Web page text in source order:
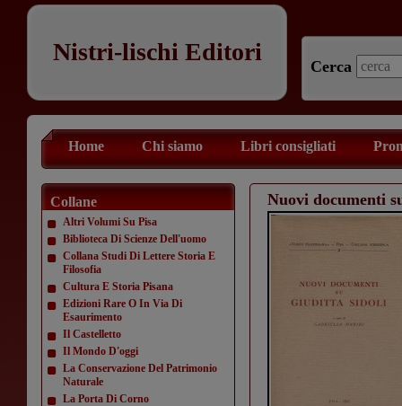
Nistri-lischi Editori
Cerca
Home Chi siamo Libri consigliati
Collane
Altri Volumi Su Pisa
Biblioteca Di Scienze Dell'uomo
Collana Studi Di Lettere Storia E
Filosofia
Cultura E Storia Pisana
Edizioni Rare O In Via Di
Esaurimento
Il Castelletto
Il Mondo D'oggi
La Conservazione Del Patrimonio
Naturale
La Porta Di Corno
Nuovi documenti